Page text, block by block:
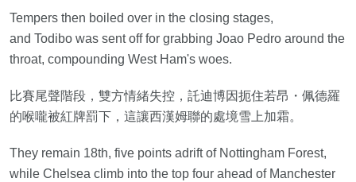
Tempers then boiled over in the closing stages,
and Todibo was sent off for grabbing Joao Pedro around the
throat, compounding West Ham's woes.
比賽尾聲階段，雙方情緒失控，託迪博因扼住若昂・佩德羅
的喉嚨被紅牌罰下，這讓西漢姆聯的處境雪上加霜。
They remain 18th, five points adrift of Nottingham Forest,
while Chelsea climb into the top four ahead of Manchester